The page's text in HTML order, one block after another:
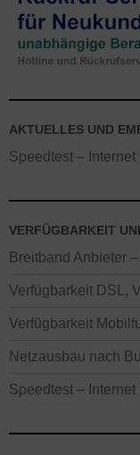
AKTUELLES UND
Speedtest –
VERFÜGBARKEIT
Breitband Anbieter
Verfügbarkeit DSL,
Verfügbarkeit
Netzausbau nach
Speedtest –